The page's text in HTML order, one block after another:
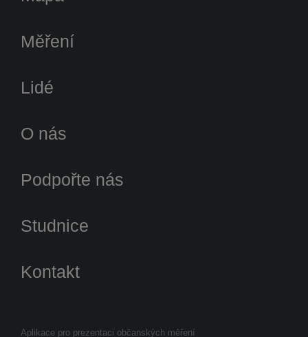
Aplikace pro prezentaci občanských měření
Měření
Lidé
O nás
Podpořte nás
Studnice
Kontakt